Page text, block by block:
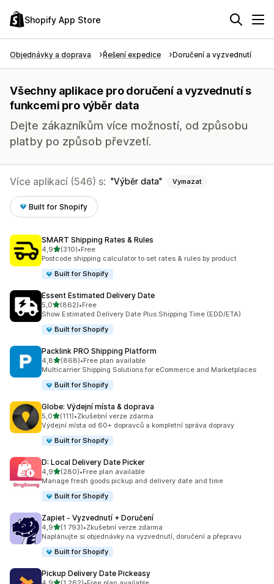
Shopify App Store
Objednávky a doprava Řešení expedice Doručení a vyzvednutí
Všechny aplikace pro doručení a vyzvednutí s
funkcemi pro výběr data
Dejte zákazníkům více možností, od způsobu
platby po způsob převzetí.
Více aplikací (546) s: Výběr data Vymazat
Built for Shopify
SMART Shipping Rates & Rules
4,9z 5 hvězd
(310)
Celkový počet recenzí: 310
•Free
Postcode shipping calculator to set rates & rules by product
Built for Shopify
Essent Estimated Delivery Date
5,0z 5 hvězd
(862)
Celkový počet recenzí: 862
•Free
Show Estimated Delivery Date Plus Shipping Time (EDD/ETA)
Built for Shopify
Packlink PRO Shipping Platform
4,8z 5 hvězd
(868)
Celkový počet recenzí: 868
•Free plan available
Multicarrier Shipping Solutions for eCommerce and Marketplaces
Built for Shopify
Globe: Výdejní místa & doprava
5,0z 5 hvězd
(111)
Celkový počet recenzí: 111
•Zkušební verze zdarma
Výdejní místa od 60+ dopravců a kompletní správa dopravy
Built for Shopify
D: Local Delivery Date Picker
4,9z 5 hvězd
(280)
Celkový počet recenzí: 280
•Free plan available
Manage fresh goods pickup and delivery date and time
Built for Shopify
Zapiet ‑ Vyzvednutí + Doručení
4,9z 5 hvězd
(1 793)
Celkový počet recenzí: 1793
•Zkušební verze zdarma
Naplánujte si objednávky na vyzvednutí, doručení a přepravu
Built for Shopify
Pickup Delivery Date Pickeasy
z 5 hvězd